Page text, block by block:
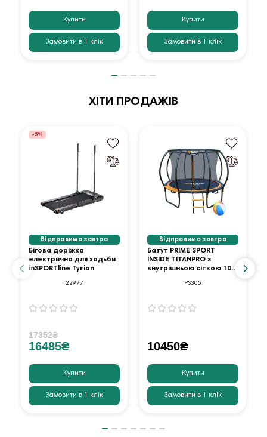
Купити
Замовити в 1 клік
Купити
Замовити в 1 клік
ХІТИ ПРОДАЖІВ
-5%
Відправимо завтра
Бігова доріжка
електрична для ходьби
inSPORTline Tyrion
22977
17352₴
16485₴
Купити
Замовити в 1 клік
Відправимо завтра
Батут PRIME SPORT
INSIDE TITANPRO з
внутрішньою сіткою 10
PS305
10450₴
Купити
Замовити в 1 клік